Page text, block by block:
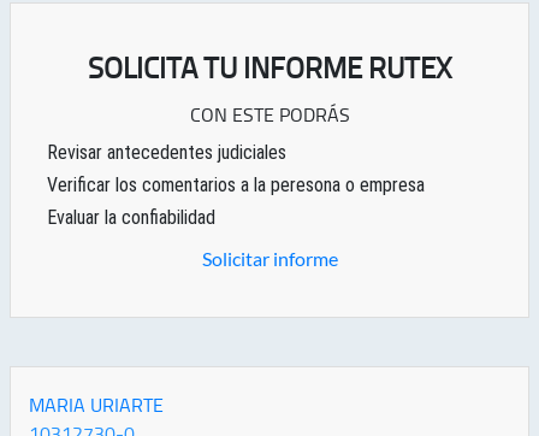
SOLICITA TU INFORME RUTEX
CON ESTE PODRÁS
Revisar antecedentes judiciales
Verificar los comentarios a la peresona o empresa
Evaluar la confiabilidad
Solicitar informe
MARIA URIARTE